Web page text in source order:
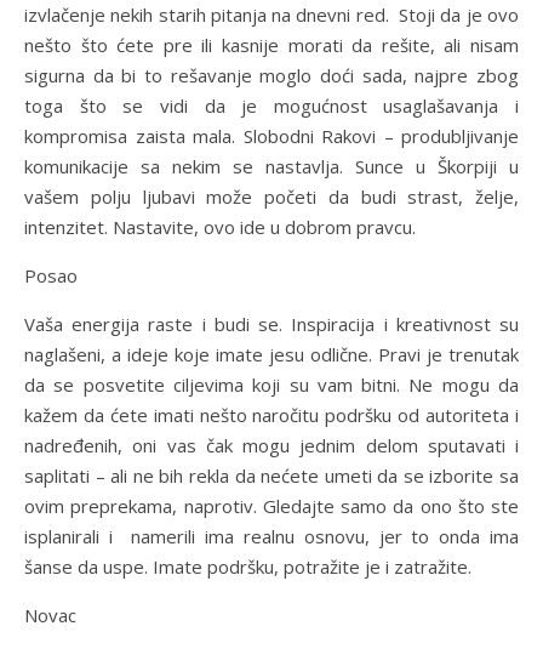
izvlačenje nekih starih pitanja na dnevni red. Stoji da je ovo
nešto što ćete pre ili kasnije morati da rešite, ali nisam
sigurna da bi to rešavanje moglo doći sada, najpre zbog
toga što se vidi da je mogućnost usaglašavanja i
kompromisa zaista mala. Slobodni Rakovi – produbljivanje
komunikacije sa nekim se nastavlja. Sunce u Škorpiji u
vašem polju ljubavi može početi da budi strast, želje,
intenzitet. Nastavite, ovo ide u dobrom pravcu.
Posao
Vaša energija raste i budi se. Inspiracija i kreativnost su
naglašeni, a ideje koje imate jesu odlične. Pravi je trenutak
da se posvetite ciljevima koji su vam bitni. Ne mogu da
kažem da ćete imati nešto naročitu podršku od autoriteta i
nadređenih, oni vas čak mogu jednim delom sputavati i
saplitati – ali ne bih rekla da nećete umeti da se izborite sa
ovim preprekama, naprotiv. Gledajte samo da ono što ste
isplanirali i namerili ima realnu osnovu, jer to onda ima
šanse da uspe. Imate podršku, potražite je i zatražite.
Novac